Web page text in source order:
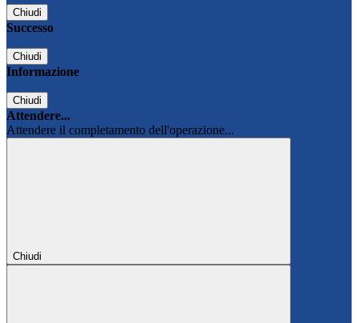
Chiudi
Successo
Chiudi
Informazione
Chiudi
Attendere...
Attendere il completamento dell'operazione...
Chiudi